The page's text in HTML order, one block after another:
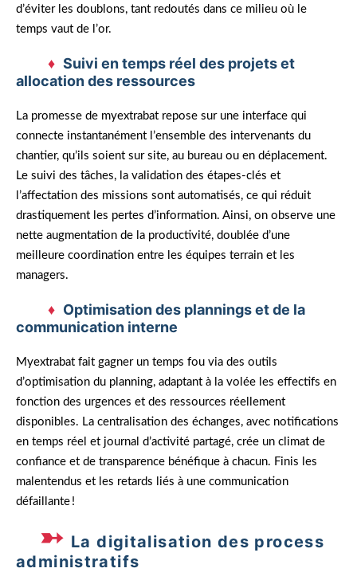
d’éviter les doublons, tant redoutés dans ce milieu où le
temps vaut de l’or.
Suivi en temps réel des projets et
allocation des ressources
La promesse de myextrabat repose sur une interface qui
connecte instantanément l’ensemble des intervenants du
chantier, qu’ils soient sur site, au bureau ou en déplacement.
Le suivi des tâches, la validation des étapes-clés et
l’affectation des missions sont automatisés, ce qui réduit
drastiquement les pertes d’information. Ainsi, on observe une
nette augmentation de la productivité, doublée d’une
meilleure coordination entre les équipes terrain et les
managers.
Optimisation des plannings et de la
communication interne
Myextrabat fait gagner un temps fou via des outils
d’optimisation du planning, adaptant à la volée les effectifs en
fonction des urgences et des ressources réellement
disponibles. La centralisation des échanges, avec notifications
en temps réel et journal d’activité partagé, crée un climat de
confiance et de transparence bénéfique à chacun. Finis les
malentendus et les retards liés à une communication
défaillante !
La digitalisation des process
administratifs